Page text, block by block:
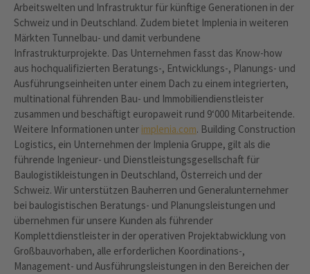
Arbeitswelten und Infrastruktur für künftige Generationen in der
Schweiz und in Deutschland. Zudem bietet Implenia in weiteren
Märkten Tunnelbau- und damit verbundene
Infrastrukturprojekte. Das Unternehmen fasst das Know-how
aus hochqualifizierten Beratungs-, Entwicklungs-, Planungs- und
Ausführungseinheiten unter einem Dach zu einem integrierten,
multinational führenden Bau- und Immobiliendienstleister
zusammen und beschäftigt europaweit rund 9‘000 Mitarbeitende.
Weitere Informationen unter implenia.com. Building Construction
Logistics, ein Unternehmen der Implenia Gruppe, gilt als die
führende Ingenieur- und Dienstleistungsgesellschaft für
Baulogistikleistungen in Deutschland, Österreich und der
Schweiz. Wir unterstützen Bauherren und Generalunternehmer
bei baulogistischen Beratungs- und Planungsleistungen und
übernehmen für unsere Kunden als führender
Komplettdienstleister in der operativen Projektabwicklung von
Großbauvorhaben, alle erforderlichen Koordinations-,
Management- und Ausführungsleistungen in den Bereichen der